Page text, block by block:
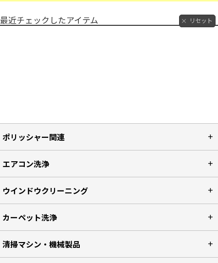
最近チェックしたアイテム リセット
ポリッシャー関連
エアコン洗浄
ウインドウクリーニング
カーペット洗浄
清掃マシン・機械製品